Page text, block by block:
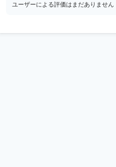
ユーザーによる評価はまだありません